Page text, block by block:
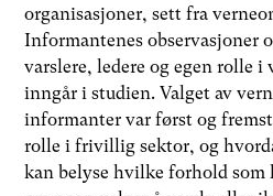
organisasjoner, sett fra
Informantenes observasjoner
varslere, ledere og egen rolle i
inngår i studien. Valget av
informanter var først og
rolle i frivillig sektor, og
kan belyse hvilke forhold som